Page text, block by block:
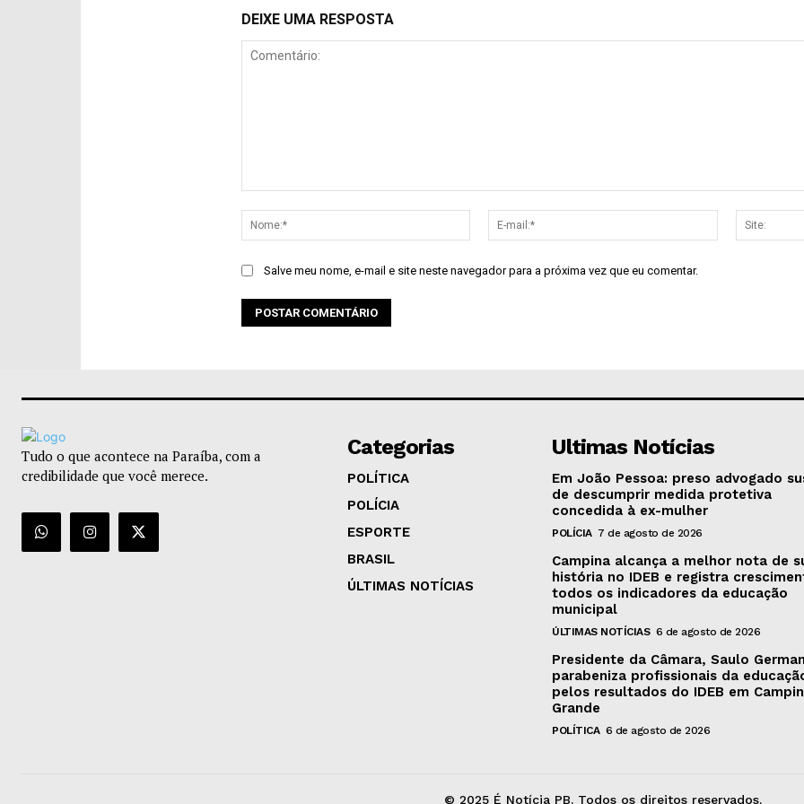
DEIXE UMA RESPOSTA
Nome:*
mail:*
Salve meu nome, e-mail e site neste navegador para a próxima vez que eu comentar.
Tudo o que acontece na Paraíba, com a
credibilidade que você merece.
Categorias
POLÍTICA
POLÍCIA
ESPORTE
BRASIL
ÚLTIMAS NOTÍCIAS
Ultimas Notícias
Em João Pessoa: preso advogado
de descumprir medida protetiva
concedida à ex-mulher
POLÍCIA 7 de agosto de 2026
Campina alcança a melhor nota de
história no IDEB e registra
todos os indicadores da educação
municipal
ÚLTIMAS NOTÍCIAS 6 de agosto de 2026
Presidente da Câmara, Saulo
parabeniza profissionais da
pelos resultados do IDEB em
Grande
POLÍTICA 6 de agosto de 2026
© 2025 É Notícia PB. Todos os direitos reservados.